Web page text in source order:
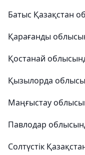
Батыс Қазақстан
Қарағанды
Қостанай
Қызылорда
Маңғыстау
Павлодар
Солтүстік